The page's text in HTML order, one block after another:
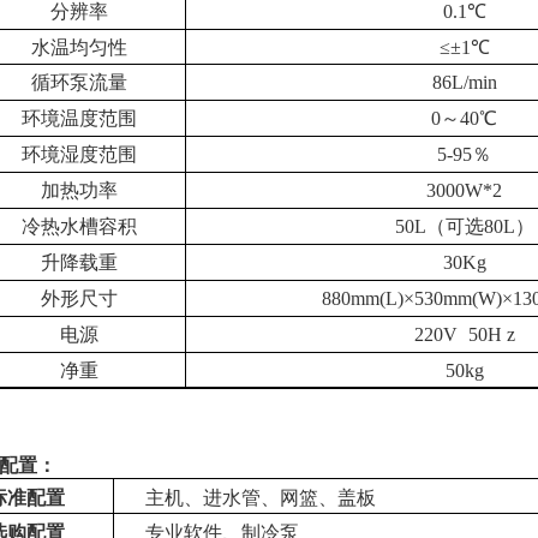
分辨率
0.1℃
水温均匀性
≤±1℃
循环泵流量
86L/min
环境温度范围
0～40℃
环境湿度范围
5-95％
加热功率
3000W*2
冷热水槽容积
50L（可选80L）
升降载重
30Kg
外形尺寸
电源
220V
50H z
净重
50kg
置：
准配置
主机、进水管、网篮、盖板
购配置 专业软件、制冷泵